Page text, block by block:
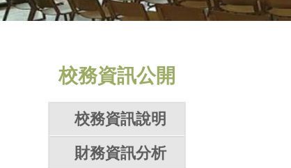
校務資訊公開
校務資訊說明
財務資訊分析